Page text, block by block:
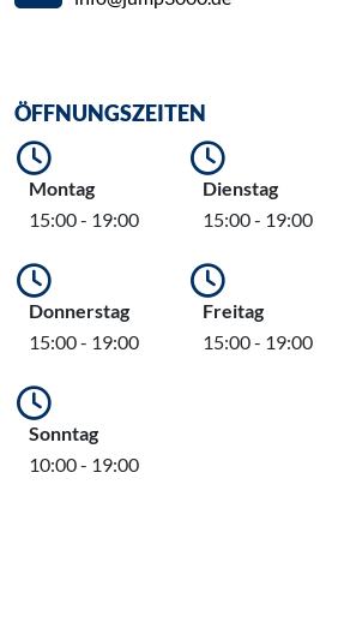
ÖFFNUNGSZEITEN
Montag
15:00 - 19:00
Dienstag
15:00 - 19:00
Donnerstag
15:00 - 19:00
Freitag
15:00 - 19:00
Sonntag
10:00 - 19:00